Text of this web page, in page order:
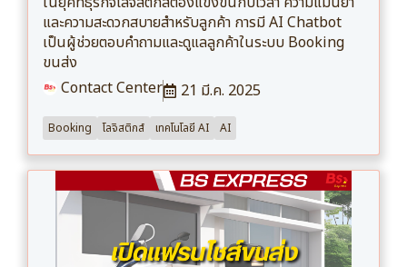
และความสะดวกสบายสำหรับลูกค้า การมี AI Chatbot
เป็นผู้ช่วยตอบคำถามและดูแลลูกค้าในระบบ Booking
ขนส่ง
Contact Center
21 มี.ค. 2025
Booking โลจิสติกส์ เทคโนโลยี AI AI